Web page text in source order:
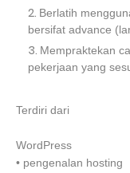
Berlatih
bersifat advance
Mempraktekan
pekerjaan yang
Terdiri dari
WordPress
• pengenalan hosting